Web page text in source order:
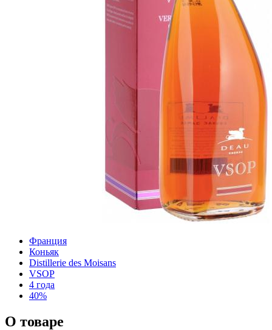
Франция
Коньяк
Distillerie des Moisans
VSOP
4 года
40%
О товаре